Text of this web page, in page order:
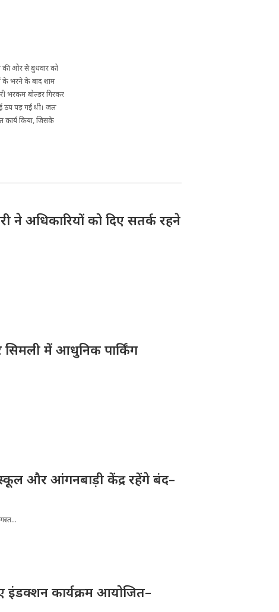
की ओर से बुधवार को
के भरने के बाद शाम
भरकम बोल्डर गिरकर
ठप पड़ गई थी। जल
कार्य किया, जिसके
ने अधिकारियों को दिए सतर्क रहने
सिमली में आधुनिक पार्किंग
और आंगनबाड़ी केंद्र रहेंगे बंद–
इंडक्शन कार्यक्रम आयोजित–